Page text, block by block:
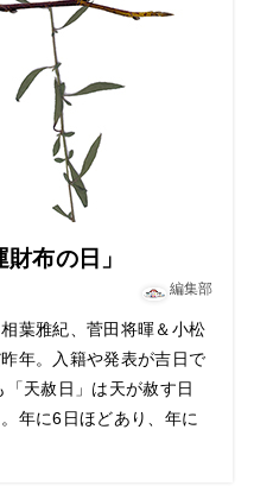
布の日」
編集部
葉雅紀、菅田将暉＆小松
年。入籍や発表が吉日で
天赦日」は天が赦す日
年に6日ほどあり、年に